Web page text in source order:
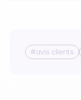
#avis clients